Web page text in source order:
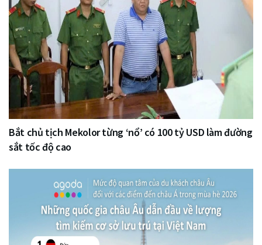
Bắt chủ tịch Mekolor từng ‘nổ’ có 100 tỷ USD làm đường
sắt tốc độ cao